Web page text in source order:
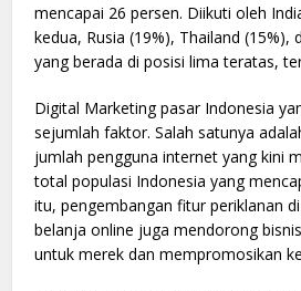
mencapai 26 persen. Diikuti oleh
kedua, Rusia (19%), Thailand (15%),
yang berada di posisi lima teratas,
Digital Marketing pasar Indonesia
sejumlah faktor. Salah satunya
jumlah pengguna internet yang kini
total populasi Indonesia yang
itu, pengembangan fitur periklanan
belanja online juga mendorong
untuk merek dan mempromosikan